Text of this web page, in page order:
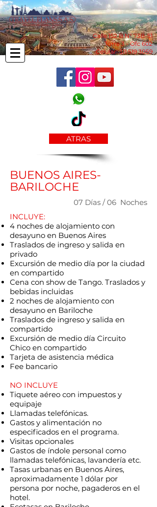
Calle 152 B N° 73B-51
Torre 3 - Ofc 602
Celular:311 519 3059
ATRAS
BUENOS AIRES-
BARILOCHE
07 Días / 06 Noches
INCLUYE:
4 noches de alojamiento con
desayuno en Buenos Aires
Traslados de ingreso y salida en
privado
Excursión de medio día por la ciudad
en compartido
Cena con show de Tango. Traslados y
bebidas incluidas
2 noches de alojamiento con
desayuno en Bariloche
Traslados de ingreso y salida en
compartido
Excursión de medio día Circuito
Chico en compartido
Tarjeta de asistencia médica
Fee bancario
NO INCLUYE
Tiquete aéreo con impuestos y
equipaje
Llamadas telefónicas.
Gastos y alimentación no
especificados en el programa.
Visitas opcionales
Gastos de índole personal como
llamadas telefónicas, lavandería etc.
Tasas urbanas en Buenos Aires,
aproximadamente 1 dólar por
persona por noche, pagaderos en el
hotel.